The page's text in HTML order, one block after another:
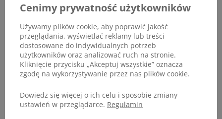
ProArtLeg® maxy
Soft Pad Butter®
Cenimy prywatność użytkowników
Używamy plików cookie, aby poprawić jakość
przeglądania, wyświetlać reklamy lub treści
dostosowane do indywidualnych potrzeb
użytkowników oraz analizować ruch na stronie.
Kliknięcie przycisku „Akceptuj wszystkie” oznacza
zgodę na wykorzystywanie przez nas plików cookie.
Dowiedz się więcej o ich celu i sposobie zmiany
ustawień w przeglądarce. Regulamin